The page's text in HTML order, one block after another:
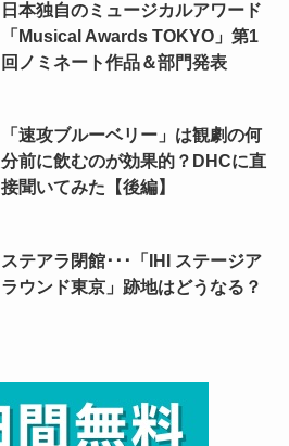
日本独自のミュージカルアワード
「Musical Awards TOKYO」第1
回ノミネート作品＆部門発表
「速攻ブルーベリー」は観劇の何
分前に飲むのが効果的？DHCに直
接聞いてみた【後編】
ステアラ閉館･･･「IHI ステージア
ラウンド東京」跡地はどうなる？